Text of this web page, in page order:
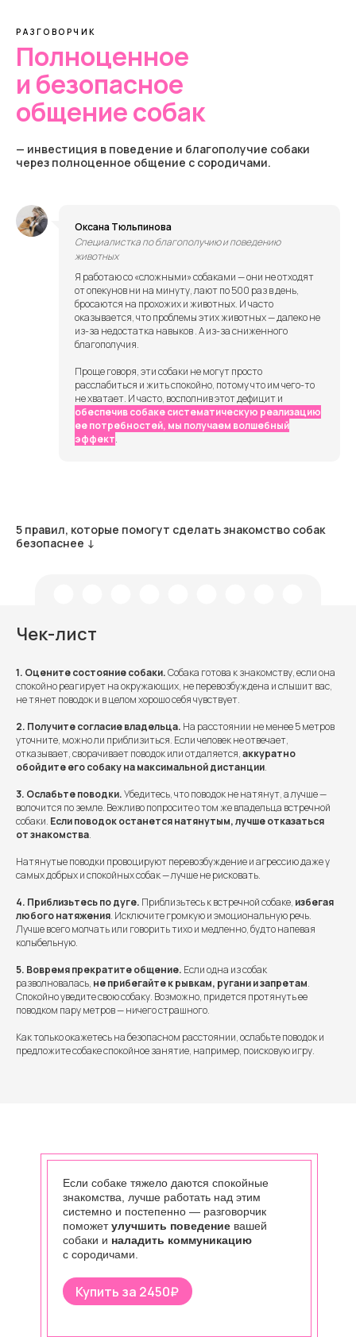
РАЗГОВОРЧИК
Полноценное
и безопасное
общение собак
— инвестиция в поведение и благополучие собаки
через полноценное общение с сородичами.
Оксана Тюльпинова
Специалистка по благополучию и поведению
животных
Я работаю со «сложными» собаками — они не отходят
от опекунов ни на минуту, лают по 500 раз в день,
бросаются на прохожих и животных. И часто
оказывается, что проблемы этих животных — далеко не
из-за недостатка навыков . А из-за сниженного
благополучия.
Проще говоря, эти собаки не могут просто
расслабиться и жить спокойно, потому что им чего-то
не хватает. И часто, восполнив этот дефицит и
обеспечив собаке систематическую реализацию
ее потребностей, мы получаем волшебный
эффект.
5 правил, которые помогут сделать знакомство собак
безопаснее ↓
Чек-лист
1. Оцените состояние собаки.Собака готова к знакомству, если она
спокойно реагирует на окружающих, не перевозбуждена и слышит вас,
не тянет поводок и в целом хорошо себя чувствует.
2. Получите согласие владельца. На расстоянии не менее 5 метров
уточните, можно ли приблизиться. Если человек не отвечает,
отказывает, сворачивает поводок или отдаляется,аккуратно
обойдите его собаку намаксимальной дистанции.
3. Ослабьте поводки.Убедитесь, что поводок не натянут, а лучше —
волочится по земле. Вежливо попросите о том же владельца встречной
собаки. Еслиповодок останется натянутым, лучше отказаться
отзнакомства.
Натянутые поводки провоцируют перевозбуждение и агрессию даже у
самых добрых и спокойных собак — лучше не рисковать.
4. Приблизьтесь по дуге. Приблизьтесь к встречной собаке, избегая
любого натяжения. Исключите громкую и эмоциональную речь.
Лучше всего молчать или говорить тихо и медленно, будто напевая
колыбельную.
5. Вовремя прекратите общение. Если одна из собак
разволновалась, не прибегайте к рывкам, ругани изапретам.
Спокойно уведите свою собаку. Возможно, придется протянуть ее
поводком пару метров — ничего страшного.
Как только окажетесь на безопасном расстоянии, ослабьте поводок и
предложите собаке спокойное занятие, например, поисковую игру.
Если собаке тяжело даются спокойные
знакомства, лучше работать над этим
системно и постепенно — разговорчик
поможетулучшить поведение вашей
собаки и наладить коммуникацию
с сородичами.
Купить за 2450₽